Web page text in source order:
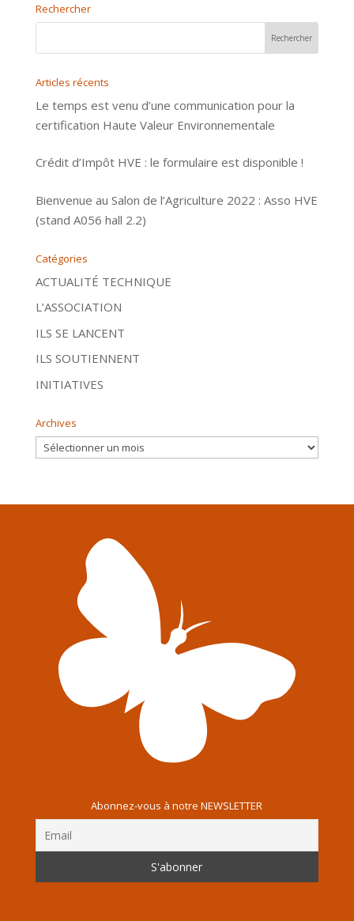
Rechercher
Articles récents
Le temps est venu d’une communication pour la
certification Haute Valeur Environnementale
Crédit d’Impôt HVE : le formulaire est disponible !
Bienvenue au Salon de l’Agriculture 2022 : Asso HVE
(stand A056 hall 2.2)
Catégories
ACTUALITÉ TECHNIQUE
L’ASSOCIATION
ILS SE LANCENT
ILS SOUTIENNENT
INITIATIVES
Archives
Archives
Abonnez-vous à notre NEWSLETTER